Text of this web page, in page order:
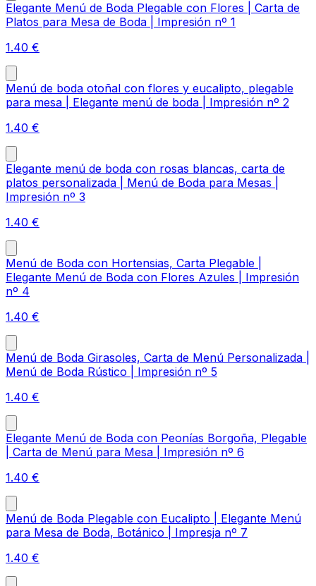
Elegante Menú de Boda Plegable con Flores | Carta de
Platos para Mesa de Boda | Impresión nº 1
1.40 €
Menú de boda otoñal con flores y eucalipto, plegable
para mesa | Elegante menú de boda | Impresión nº 2
1.40 €
Elegante menú de boda con rosas blancas, carta de
platos personalizada | Menú de Boda para Mesas |
Impresión nº 3
1.40 €
Menú de Boda con Hortensias, Carta Plegable |
Elegante Menú de Boda con Flores Azules | Impresión
nº 4
1.40 €
Menú de Boda Girasoles, Carta de Menú Personalizada |
Menú de Boda Rústico | Impresión nº 5
1.40 €
Elegante Menú de Boda con Peonías Borgoña, Plegable
| Carta de Menú para Mesa | Impresión nº 6
1.40 €
Menú de Boda Plegable con Eucalipto | Elegante Menú
para Mesa de Boda, Botánico | Impresja nº 7
1.40 €